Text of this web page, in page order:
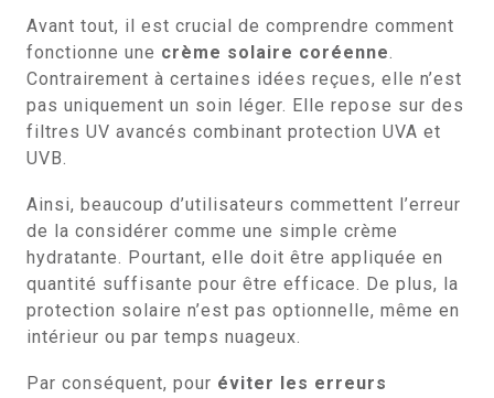
Avant tout, il est crucial de comprendre comment
fonctionne une crème solaire coréenne.
Contrairement à certaines idées reçues, elle n’est
pas uniquement un soin léger. Elle repose sur des
filtres UV avancés combinant protection UVA et
UVB.
Ainsi, beaucoup d’utilisateurs commettent l’erreur
de la considérer comme une simple crème
hydratante. Pourtant, elle doit être appliquée en
quantité suffisante pour être efficace. De plus, la
protection solaire n’est pas optionnelle, même en
intérieur ou par temps nuageux.
Par conséquent, pour éviter les erreurs